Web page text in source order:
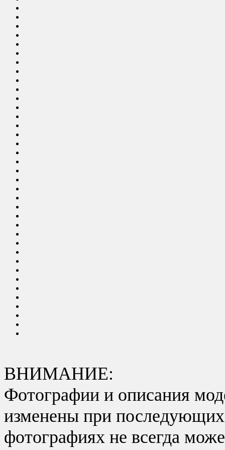
ВНИМАНИЕ:
Фотографии и описания
изменены при последующих
фотографиях не всегда